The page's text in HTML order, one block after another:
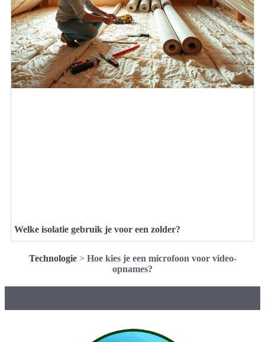
Welke isolatie gebruik je voor een zolder?
Technologie> Hoe kies je een microfoon voor video-
opnames?